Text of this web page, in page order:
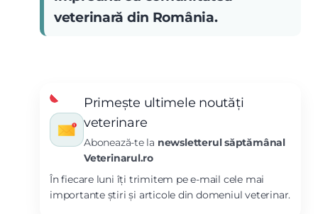
veterinară din România.
Primește ultimele noutăți
veterinare
Abonează-te la newsletterul săptămânal
Veterinarul.ro
În fiecare luni îți trimitem pe e-mail cele mai
importante știri și articole din domeniul veterinar.